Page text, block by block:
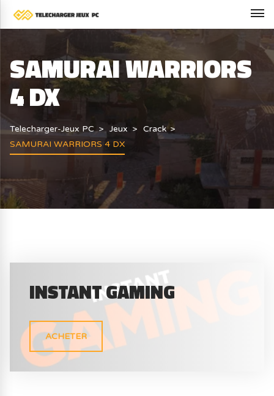
SAMURAI WARRIORS
4 DX
Telecharger-Jeux PC Jeux
Crack
SAMURAI WARRIORS 4 DX
INSTANT GAMING
ACHETER